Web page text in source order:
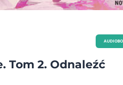
Tom 2. Odnaleźć